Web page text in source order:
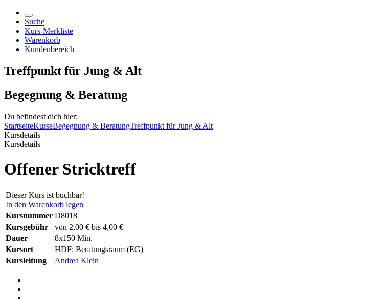
Suche
Kurs-Merkliste
Warenkorb
Kundenbereich
Treffpunkt für Jung & Alt
Begegnung & Beratung
Du befindest dich hier:
StartseiteKurseBegegnung & BeratungTreffpunkt für Jung & Alt
Kursdetails
Kursdetails
Offener Stricktreff
Dieser Kurs ist buchbar!
In den Warenkorb legen
Kursnummer D8018
Kursgebühr
von 2,00 € bis 4,00 €
Dauer
8x150 Min.
Kursort
HDF: Beratungsraum (EG)
Kursleitung
Andrea Klein